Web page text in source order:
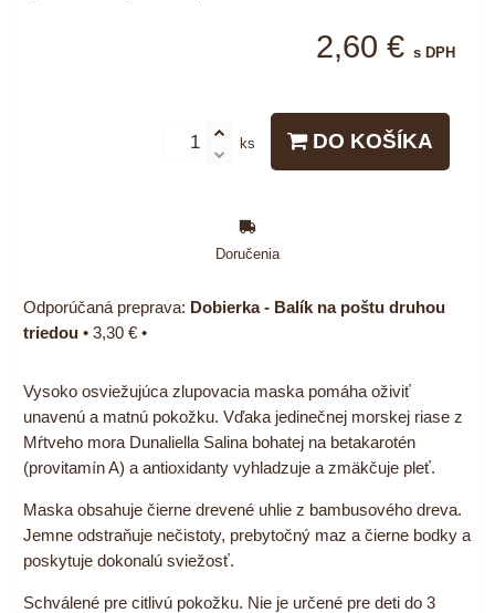
2,60 € s DPH
ks DO KOŠÍKA
Doručenia
Dobierka - Balík na poštu druhou
triedou • 3,30 € •
Vysoko osviežujúca zlupovacia maska pomáha oživiť
unavenú a matnú pokožku. Vďaka jedinečnej morskej riase z
Mŕtveho mora Dunaliella Salina bohatej na betakarotén
(provitamín A) a antioxidanty vyhladzuje a zmäkčuje pleť.
Maska obsahuje čierne drevené uhlie z bambusového dreva.
Jemne odstraňuje nečistoty, prebytočný maz a čierne bodky a
poskytuje dokonalú sviežosť.
Schválené pre citlivú pokožku. Nie je určené pre deti do 3